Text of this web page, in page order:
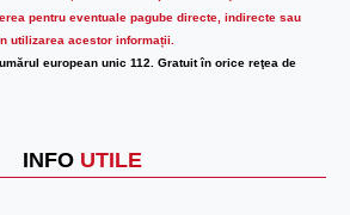
pentru eventuale pagube directe, indirecte sau
utilizarea acestor informații.
european unic 112. Gratuit în orice reţea de
INFO UTILE